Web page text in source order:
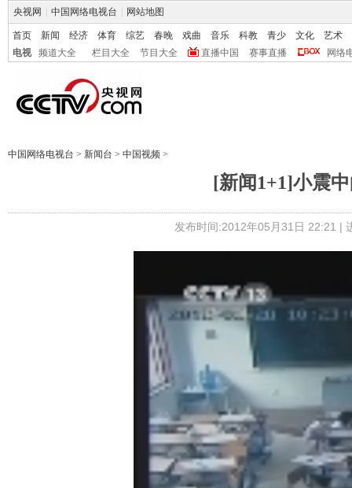
央视网 中国网络电视台 网站地图
首页 新闻 经济 体育 综艺 春晚 戏曲 音乐 科教 青少 文化
艺术
电视
频道大全 栏目大全 节目大全 直播中国 赛事直播 网络
中国网络电视台 > 新闻台 > 中国视频 >
[新闻1+1]小震
发布时间:2012年05月31日 22:21 |